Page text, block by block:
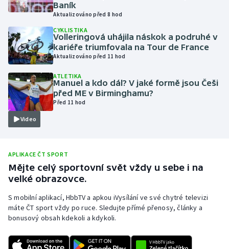
Parasport
Plavání
Plážový volejbal
Ragby
Rychlostní kanoistika
Short track
Sportovní střelba
Stolní tenis
Baník
Aktualizováno před 8 hod
CYKLISTIKA
Volleringová uhájila náskok a podruhé v
kariéře triumfovala na Tour de France
Aktualizováno před 11 hod
Video
ATLETIKA
Manuel a kdo dál? V jaké formě jsou Češi
před ME v Birminghamu?
Před 11 hod
APLIKACE ČT SPORT
Mějte celý sportovní svět vždy u sebe i na
velké obrazovce.
S mobilní aplikací, HbbTV a apkou iVysílání ve své chytré televizi
máte ČT sport vždy po ruce. Sledujte přímé přenosy, články a
bonusový obsah kdekoli a kdykoli.